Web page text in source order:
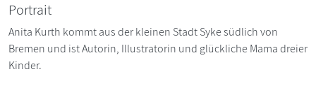
Portrait
Anita Kurth kommt aus der kleinen Stadt Syke südlich von
Bremen und ist Autorin, Illustratorin und glückliche Mama dreier
Kinder.